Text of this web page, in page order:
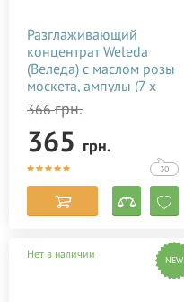
Разглаживающий
концентрат Weleda
(Веледа) с маслом розы
москета, ампулы (7 х
0,8 мл)
366грн.
365 грн.
30
Нет в наличии NEW